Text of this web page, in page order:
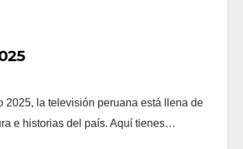
2025, la televisión peruana está llena de
e historias del país. Aquí tienes…